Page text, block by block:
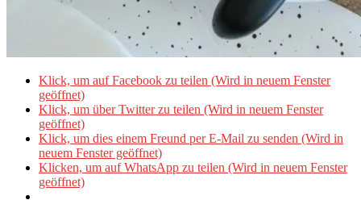
Klick, um auf Facebook zu teilen (Wird in neuem Fenster
geöffnet)
Klick, um über Twitter zu teilen (Wird in neuem Fenster
geöffnet)
Klick, um dies einem Freund per E-Mail zu senden (Wird in
neuem Fenster geöffnet)
Klicken, um auf WhatsApp zu teilen (Wird in neuem Fenster
geöffnet)